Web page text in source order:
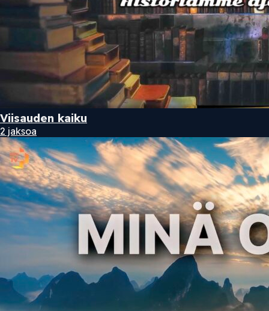
Viisauden kaiku
2 jaksoa